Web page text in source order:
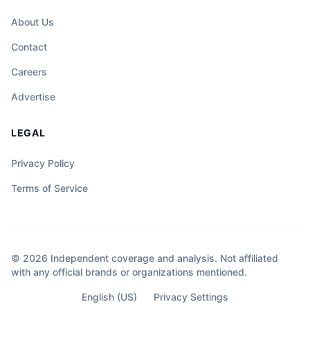
About Us
Contact
Careers
Advertise
LEGAL
Privacy Policy
Terms of Service
© 2026 Independent coverage and analysis. Not affiliated
with any official brands or organizations mentioned.
English (US) Privacy Settings